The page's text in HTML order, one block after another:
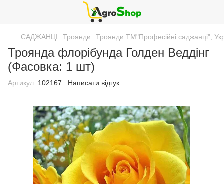
САДЖАНЦІ Троянди Троянди ТМ"Професійні саджанці",
Троянда флорібунда Голден Веддінг
(Фасовка: 1 шт)
Артикул: 102167 Написати відгук